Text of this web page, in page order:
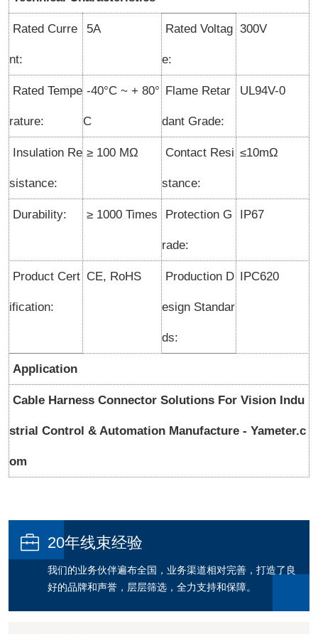
Rated Curre
nt:
5A Rated Voltag
e:
300V
Rated Tempe
rature:
-40°C ~ + 80°
C
Flame Retar
dant Grade:
UL94V-0
Insulation Re
sistance:
≥ 100 MΩ Contact Resi
stance:
≤10mΩ
Durability: ≥ 1000 Times Protection G
rade:
IP67
Product Cert
ification:
CE, RoHS Production D
esign Standar
ds:
IPC620
Application
Cable Harness Connector Solutions For Vision Indu
strial Control & Automation Manufacture - Yameter.c
om
 20年线束经验
我们的业务伙伴遍布全国，业务渠道相对完善，打造了良
好的品牌和声誉，层层筛选，全力支持和保障。